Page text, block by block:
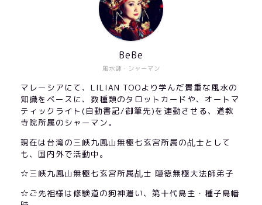
風水師・シャーマン
BeBe
マレーシアにて、LILIAN TOOより学んだ貴重な風水の
知識をベースに、数種類のタロットカードや、オートマ
ティックライト(自動書記/御筆先)を連動させる、道教
寺院所属のシャーマン。
現在は台湾の三峽九鳳山無極七玄宮所属の乩士として
も、国内外で活動中。
☆三峽九鳳山無極七玄宮所属乩士 隠徳無極大法師弟子
☆ご先祖様は修験道の狗神遣い、第十代島主・種子島幡